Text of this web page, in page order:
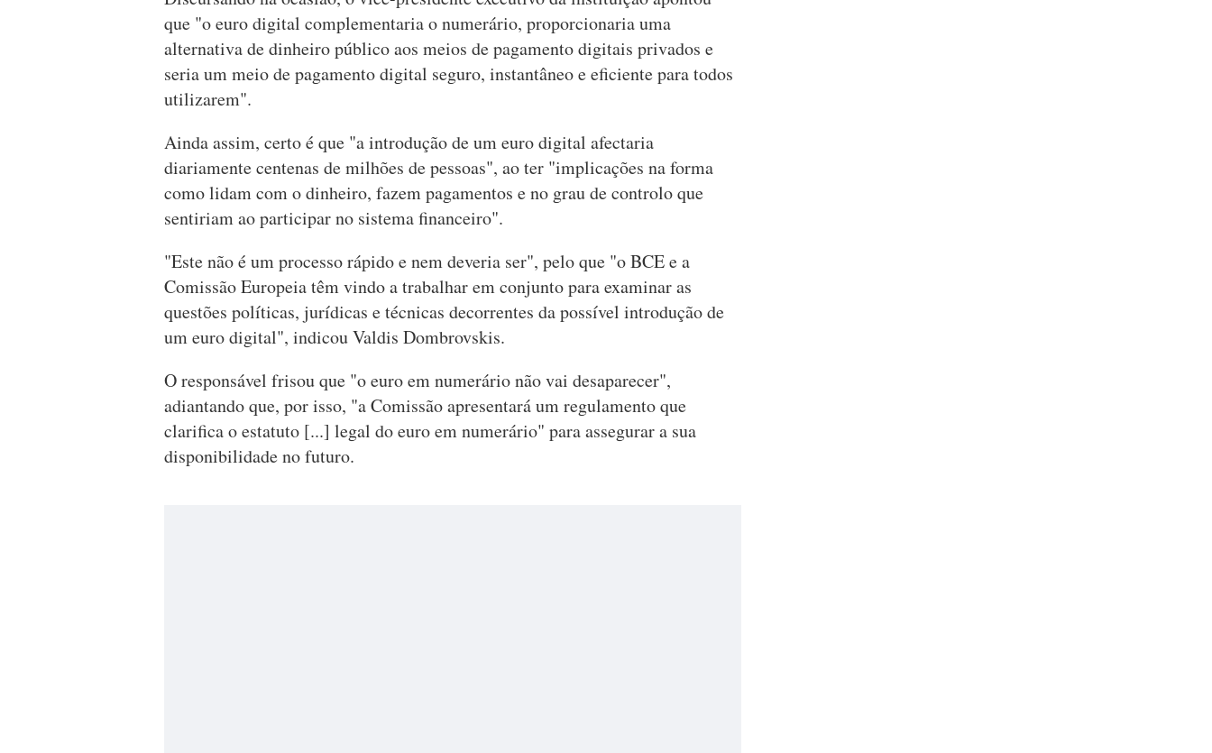
que "o euro digital complementaria o numerário, proporcionaria uma
alternativa de dinheiro público aos meios de pagamento digitais privados e
seria um meio de pagamento digital seguro, instantâneo e eficiente para todos
utilizarem".
Ainda assim, certo é que "a introdução de um euro digital afectaria
diariamente centenas de milhões de pessoas", ao ter "implicações na forma
como lidam com o dinheiro, fazem pagamentos e no grau de controlo que
sentiriam ao participar no sistema financeiro".
"Este não é um processo rápido e nem deveria ser", pelo que "o BCE e a
Comissão Europeia têm vindo a trabalhar em conjunto para examinar as
questões políticas, jurídicas e técnicas decorrentes da possível introdução de
um euro digital", indicou Valdis Dombrovskis.
O responsável frisou que "o euro em numerário não vai desaparecer",
adiantando que, por isso, "a Comissão apresentará um regulamento que
clarifica o estatuto [...] legal do euro em numerário" para assegurar a sua
disponibilidade no futuro.